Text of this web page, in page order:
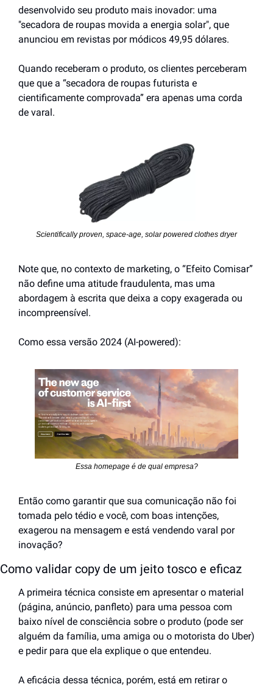
desenvolvido seu produto mais inovador: uma
"secadora de roupas movida a energia solar", que
anunciou em revistas por módicos 49,95 dólares.
Quando receberam o produto, os clientes perceberam
que que a “secadora de roupas futurista e
cientificamente comprovada” era apenas uma corda
de varal.
Scientifically proven, space-age, solar powered clothes dryer
Note que, no contexto de marketing, o “Efeito Comisar”
não define uma atitude fraudulenta, mas uma
abordagem à escrita que deixa a copy exagerada ou
incompreensível.
Como essa versão 2024 (AI-powered):
Essa homepage é de qual empresa?
Então como garantir que sua comunicação não foi
tomada pelo tédio e você, com boas intenções,
exagerou na mensagem e está vendendo varal por
inovação?
Como validar copy de um jeito tosco e eficaz
A primeira técnica consiste em apresentar o material
(página, anúncio, panfleto) para uma pessoa com
baixo nível de consciência sobre o produto (pode ser
alguém da família, uma amiga ou o motorista do Uber)
e pedir para que ela explique o que entendeu.
A eficácia dessa técnica, porém, está em retirar o